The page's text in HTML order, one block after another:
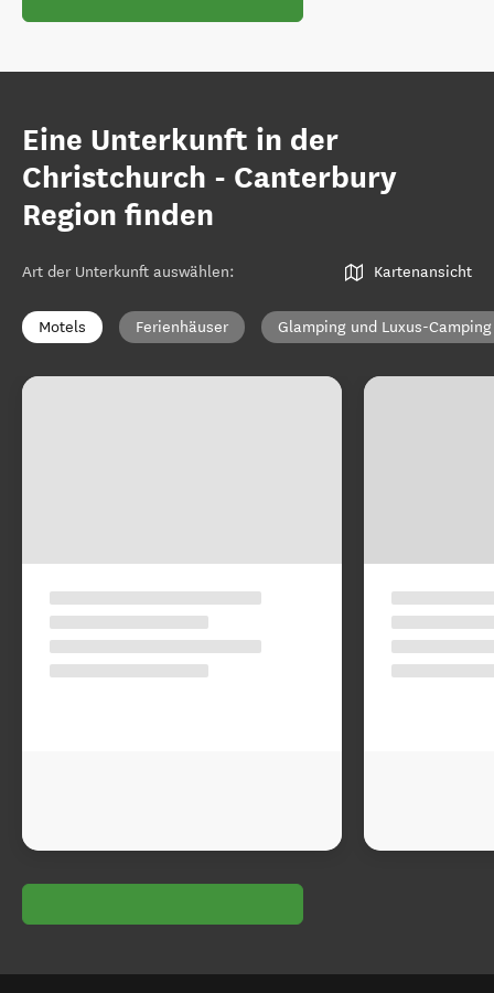
Eine Unterkunft in der
Christchurch - Canterbury
Region finden
Art der Unterkunft auswählen: Kartenansicht
Motels Ferienhäuser Glamping und Luxus-Camping